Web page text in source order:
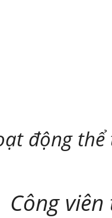
động
Công